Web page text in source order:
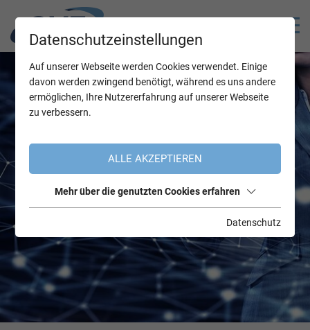
Datenschutzeinstellungen
Auf unserer Webseite werden Cookies verwendet. Einige
davon werden zwingend benötigt, während es uns andere
ermöglichen, Ihre Nutzererfahrung auf unserer Webseite
zu verbessern.
ALLE AKZEPTIEREN
Mehr über die genutzten Cookies erfahren
Datenschutz